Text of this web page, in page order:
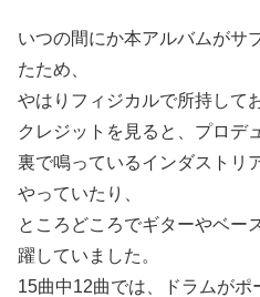
いつの間にか本アルバムがサ
たため、
やはりフィジカルで所持して
クレジットを見ると、プロデ
裏で鳴っているインダストリ
やっていたり、
ところどころでギターやベー
躍していました。
15曲中12曲では、ドラムが